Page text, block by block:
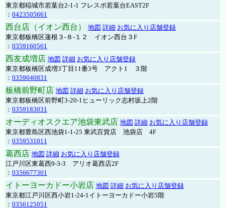
東京都稲城市若葉台2-1-1 フレスポ若葉台EAST2F
： 0423505661
西台店（イオン西台） 地図 詳細 お気に入り店舗登録
東京都板橋区蓮根３-８-１２ イオン西台３F
： 0359160561
西友成増店 地図 詳細 お気に入り店舗登録
東京都板橋区成増3丁目11番3号 アクト1 ３階
： 0359040831
板橋前野町店 地図 詳細 お気に入り店舗登録
東京都板橋区前野町3-20-1ヒューリック志村坂上2階
： 0359183031
オーディオスクエア池袋東武店 地図 詳細 お気に入り店舗登録
東京都豊島区西池袋1-1-25 東武百貨店 池袋店 4F
： 0359531011
葛西店 地図 詳細 お気に入り店舗登録
江戸川区東葛西9-3-3 アリオ葛西店2F
： 0356677301
イトーヨーカドー小岩店 地図 詳細 お気に入り店舗登録
東京都江戸川区西小岩1-24-1イトーヨーカドー小岩5階
： 0356125051